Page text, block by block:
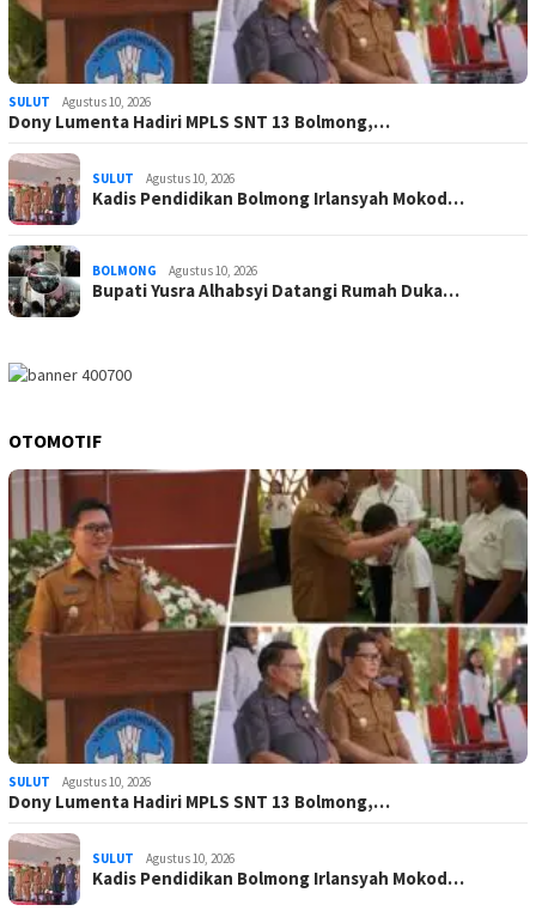
SULUT Agustus 10, 2026
Dony Lumenta Hadiri MPLS SNT 13 Bolmong,…
SULUT Agustus 10, 2026
Kadis Pendidikan Bolmong Irlansyah Mokod…
BOLMONG Agustus 10, 2026
Bupati Yusra Alhabsyi Datangi Rumah Duka…
OTOMOTIF
SULUT Agustus 10, 2026
Dony Lumenta Hadiri MPLS SNT 13 Bolmong,…
SULUT Agustus 10, 2026
Kadis Pendidikan Bolmong Irlansyah Mokod…